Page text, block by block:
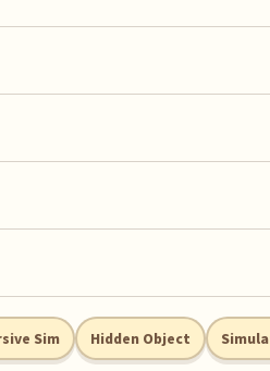
Sim Hidden Object